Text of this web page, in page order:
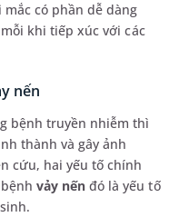
có phần dễ dàng
khi tiếp xúc với các
nến
bệnh truyền nhiễm thì
thành và gây ảnh
cứu, hai yếu tố chính
vảy nếnđó là yếu tố